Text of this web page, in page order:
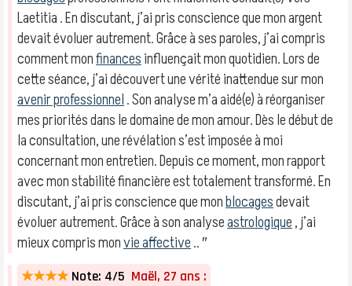
Laetitia . En discutant, j’ai pris conscience que mon argent
devait évoluer autrement. Grâce à ses paroles, j’ai compris
comment monfinancesinfluençait mon quotidien. Lors de
cette séance, j’ai découvert une vérité inattendue sur mon
avenir professionnel. Son analyse m’a aidé(e) à réorganiser
mes priorités dans le domaine de mon amour. Dès le début de
la consultation, une révélation s’est imposée à moi
concernant mon entretien. Depuis ce moment, mon rapport
avec mon stabilité financière est totalement transformé. En
discutant, j’ai pris conscience que monblocagesdevait
évoluer autrement. Grâce à son analyseastrologique, j’ai
mieux compris monvie affective.. ″
★★★★ Note: 4/5 Maël, 27 ans :